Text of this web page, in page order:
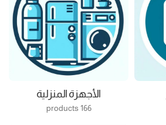
الأجهزة المنزلية
166 products